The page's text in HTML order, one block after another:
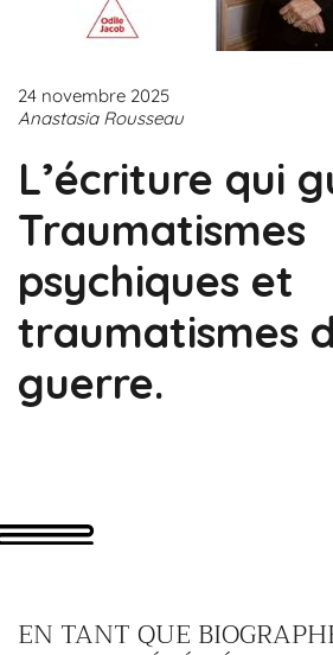
24 novembre 2025
Anastasia Rousseau
L’écriture qui
Traumatismes
psychiques et
traumatismes
guerre.
EN TANT QUE